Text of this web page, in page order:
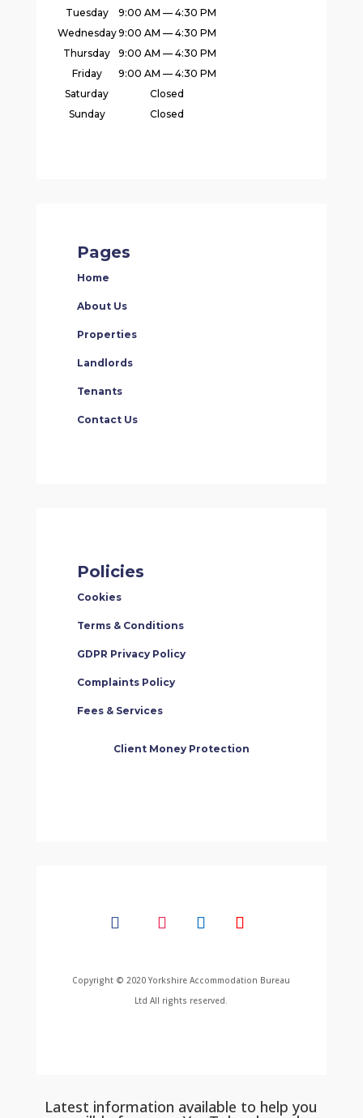
Tuesday
9:00 AM — 4:30 PM
Wednesday9:00 AM — 4:30 PM
Thursday
9:00 AM — 4:30 PM
Friday
9:00 AM — 4:30 PM
Saturday
Closed
Sunday
Closed
Pages
Home
About Us
Properties
Landlords
Tenants
Contact Us
Policies
Cookies
Terms & Conditions
GDPR Privacy Policy
Complaints Policy
Fees & Services
Client Money Protection
Copyright © 2020 Yorkshire Accommodation Bureau
Ltd All rights reserved.
Latest information available to help you